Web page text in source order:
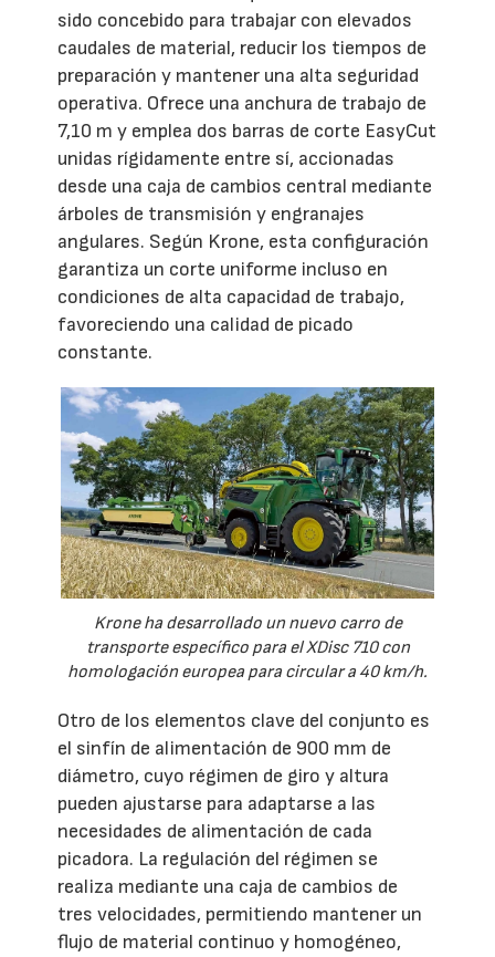
sido concebido para trabajar con elevados
caudales de material, reducir los tiempos de
preparación y mantener una alta seguridad
operativa. Ofrece una anchura de trabajo de
7,10 m y emplea dos barras de corte EasyCut
unidas rígidamente entre sí, accionadas
desde una caja de cambios central mediante
árboles de transmisión y engranajes
angulares. Según Krone, esta configuración
garantiza un corte uniforme incluso en
condiciones de alta capacidad de trabajo,
favoreciendo una calidad de picado
constante.
Krone ha desarrollado un nuevo carro de
transporte específico para el XDisc 710 con
homologación europea para circular a 40 km/h.
Otro de los elementos clave del conjunto es
el sinfín de alimentación de 900 mm de
diámetro, cuyo régimen de giro y altura
pueden ajustarse para adaptarse a las
necesidades de alimentación de cada
picadora. La regulación del régimen se
realiza mediante una caja de cambios de
tres velocidades, permitiendo mantener un
flujo de material continuo y homogéneo,